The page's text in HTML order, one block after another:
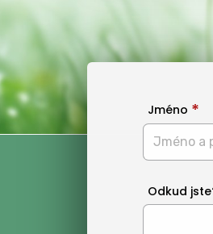
Jméno
Odkud